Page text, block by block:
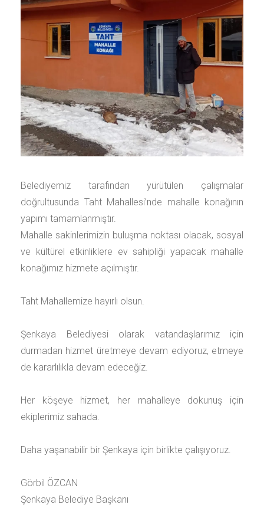
Belediyemiz tarafından yürütülen çalışmalar
doğrultusunda Taht Mahallesi’nde mahalle konağının
yapımı tamamlanmıştır.
Mahalle sakinlerimizin buluşma noktası olacak, sosyal
ve kültürel etkinliklere ev sahipliği yapacak mahalle
konağımız hizmete açılmıştır.
Taht Mahallemize hayırlı olsun.
Şenkaya Belediyesi olarak vatandaşlarımız için
durmadan hizmet üretmeye devam ediyoruz, etmeye
de kararlılıkla devam edeceğiz.
Her köşeye hizmet, her mahalleye dokunuş için
ekiplerimiz sahada.
Daha yaşanabilir bir Şenkaya için birlikte çalışıyoruz.
Görbil ÖZCAN
Şenkaya Belediye Başkanı